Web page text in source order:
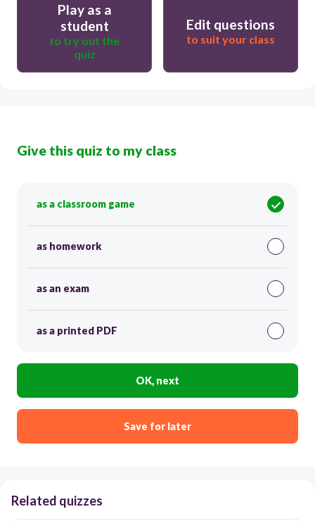
Play as a
student
to try out the
quiz
Edit questions
to suit your class
Give this quiz to my class
as a classroom game
as homework
as an exam
as a printed PDF
OK, next
Save for later
Related quizzes